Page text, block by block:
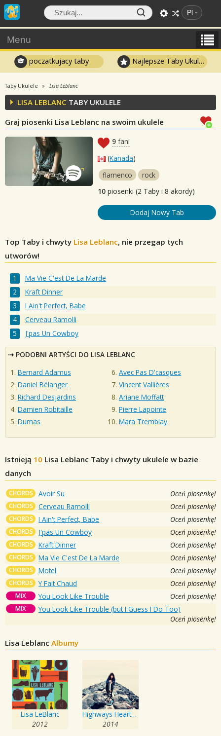
Pl
Menu
poczatkujacy taby Najlepsze Taby Ukulele
Taby Ukulele Lisa Leblanc
LISA LEBLANC TABY UKULELE
Graj piosenki Lisa Leblanc na swoim ukulele
9 fani
(Kanada)
flamenco
rock
10 piosenki (2 Taby i 8 akordy)
Dodaj Nowy Tab
Top Taby i chwyty Lisa Leblanc, nie przegap tych
utworów!
Ma Vie C'est De La Marde
Kraft Dinner
I Ain't Perfect, Babe
Cerveau Ramolli
J'pas Un Cowboy
PODOBNI ARTYŚCI DO LISA LEBLANC
Bernard Adamus
Daniel Bélanger
Richard Desjardins
Damien Robitaille
Dumas
Avec Pas D'casques
Vincent Vallières
Ariane Moffatt
Pierre Lapointe
Mara Tremblay
Istnieją 10 Lisa Leblanc Taby i chwyty ukulele w bazie
danych
CHORDS Avoir Su Oceń piosenkę!
CHORDS Cerveau Ramolli Oceń piosenkę!
CHORDS I Ain't Perfect, Babe Oceń piosenkę!
CHORDS J'pas Un Cowboy Oceń piosenkę!
CHORDS Kraft Dinner Oceń piosenkę!
CHORDS Ma Vie C'est De La Marde Oceń piosenkę!
CHORDS Motel Oceń piosenkę!
CHORDS Y Fait Chaud Oceń piosenkę!
MIX You Look Like Trouble Oceń piosenkę!
MIX
You Look Like Trouble (but I Guess I Do Too)
Oceń piosenkę!
Lisa Leblanc Albumy
Lisa LeBlanc
2012
Highways Heartaches and Time Well Wasted - EP
2014